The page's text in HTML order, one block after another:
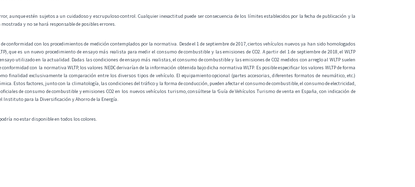
aunque estén sujetos a un cuidadoso y escrupuloso control. Cualquier inexactitud puede ser consecuencia de los límites establecidos por la fecha de publicación y la
y no se hará responsable de posibles errores.
con los procedimientos de medición contemplados por la normativa. Desde el 1 de septiembre de 2017, ciertos vehículos nuevos ya han sido homologados
que es un nuevo procedimiento de ensayo más realista para medir el consumo de combustible y las emisiones de CO2. A partir del 1 de septiembre de 2018, el WLTP
utilizado en la actualidad. Dadas las condiciones de ensayo más realistas, el consumo de combustible y las emisiones de CO2 medidos con arreglo al WLTP suelen
con la normativa WLTP, los valores NEDC derivarían de la información obtenida bajo dicha normativa WLTP. Es posible especificar los valores WLTP de forma
finalidad exclusivamente la comparación entre los diversos tipos de vehículo. El equipamiento opcional (partes accesorias, diferentes formatos de neumático, etc.)
Estos factores, junto con la climatología, las condiciones del tráfico y la forma de conducción, pueden afectar el consumo de combustible, el consumo de electricidad,
de consumo de combustible y emisiones CO2 en los nuevos vehículos turismo, consúltese la ‘Guía de Vehículos Turismo de venta en España, con indicación de
Instituto para la Diversificación y Ahorro de la Energía.
no estar disponible en todos los colores.